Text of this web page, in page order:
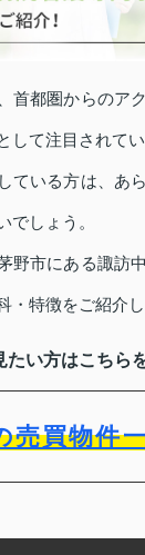
首都圏からのア
して注目されてい
ている方は、あ
でしょう。
野市にある諏訪
・特徴をご紹介し
たい方はこちら
売買物件